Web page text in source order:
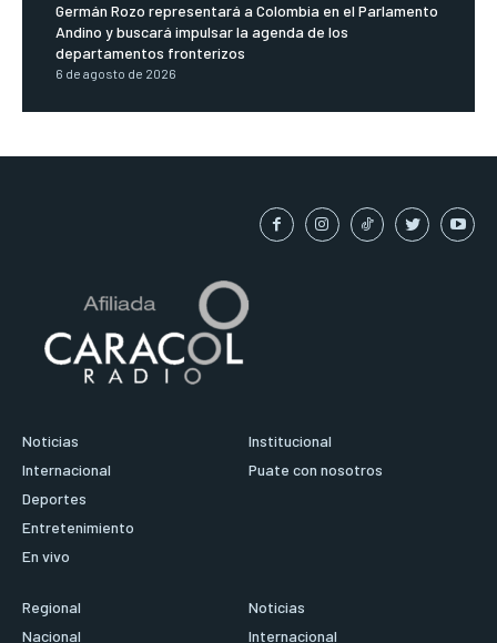
Germán Rozo representará a Colombia en el Parlamento
Andino y buscará impulsar la agenda de los
departamentos fronterizos
6 de agosto de 2026
Noticias
Internacional
Deportes
Entretenimiento
En vivo
Institucional
Puate con nosotros
Regional
Nacional
Noticias
Internacional